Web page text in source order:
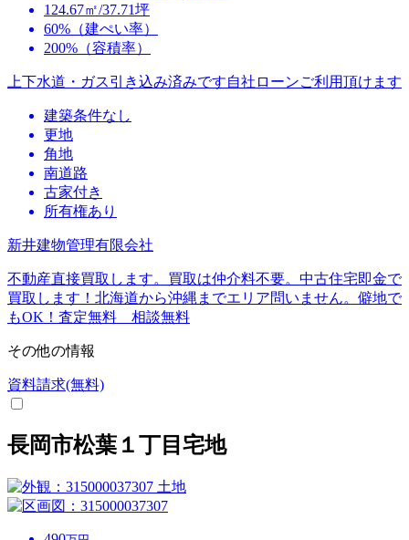
124.67㎡/37.71坪
60%（建ぺい率）
200%（容積率）
上下水道・ガス引き込み済みです自社ローンご利用頂けます
建築条件なし
更地
角地
南道路
古家付き
所有権あり
新井建物管理有限会社
不動産直接買取します。買取は仲介料不要。中古住宅即金で
買取します！北海道から沖縄までエリア問いません。僻地で
もOK！査定無料 相談無料
その他の情報
資料請求(無料)
長岡市松葉１丁目宅地
土地